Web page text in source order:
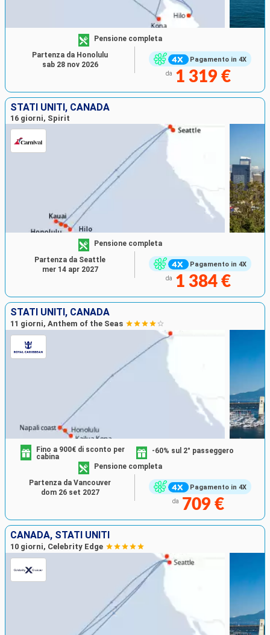
Pagamento in 4X
Pensione completa
da 1 319 €
Partenza da Honolulu
sab 28 nov 2026
STATI UNITI, CANADA
16 giorni, Spirit
Pagamento in 4X
Pensione completa
da 1 384 €
Partenza da Seattle
mer 14 apr 2027
STATI UNITI, CANADA
11 giorni, Anthem of the Seas
Pagamento in 4X
Fino a 900€ di sconto per
cabina
-60% sul 2° passeggero
Pensione completa
da 709 €
Partenza da Vancouver
dom 26 set 2027
CANADA, STATI UNITI
10 giorni, Celebrity Edge